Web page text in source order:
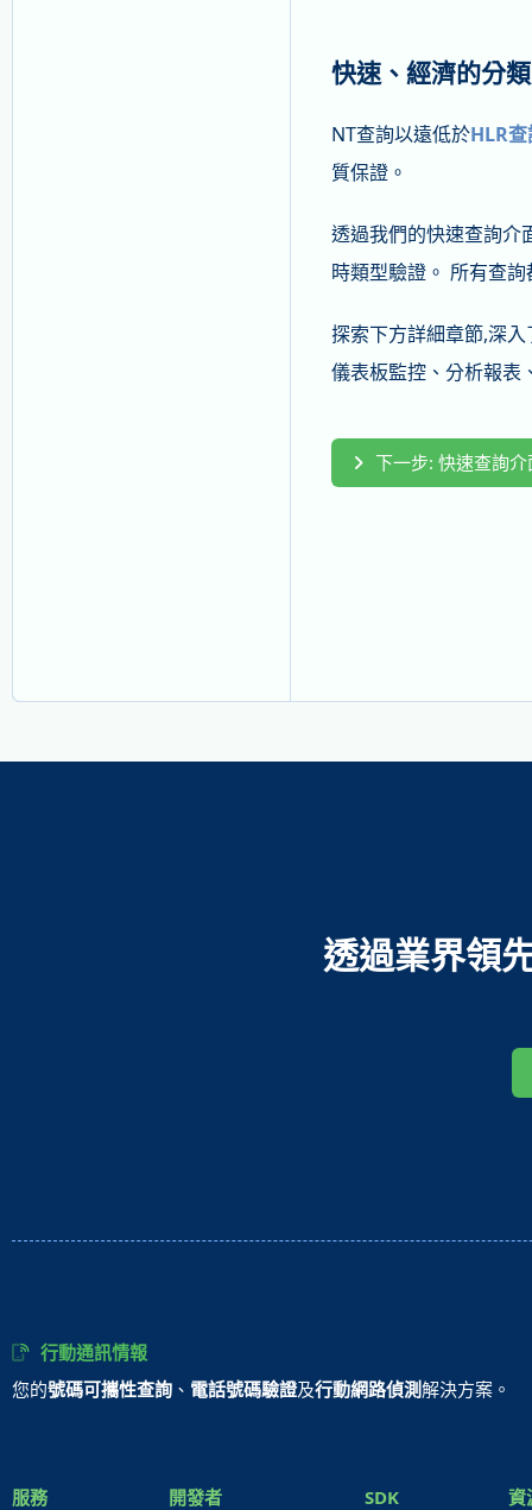
快速、經濟的分
NT查詢以遠低於HLR
質保證。
透過我們的快速查詢介
時類型驗證。 所有查
探索下方詳細章節,深
儀表板監控、分析報表
下一步: 快速查詢介
透過業界領
行動通訊情報
您的號碼可攜性查詢 、 電話號碼驗證及行動網路偵測解決方案。
服務
開發者
SDK
資